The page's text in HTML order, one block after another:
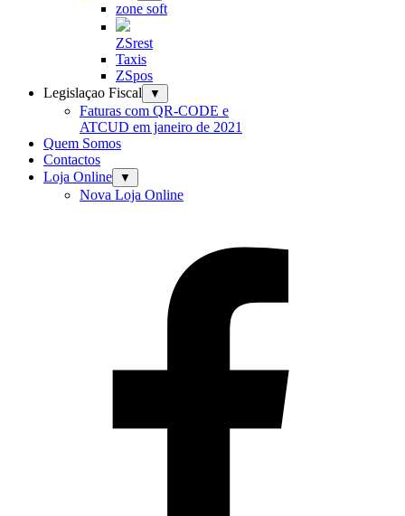
zone soft
ZSrest
Taxis
ZSpos
Legislaçao Fiscal
▼
Faturas com QR-CODE e
ATCUD em janeiro de 2021
Quem Somos
Contactos
Loja Online
▼
Nova Loja Online